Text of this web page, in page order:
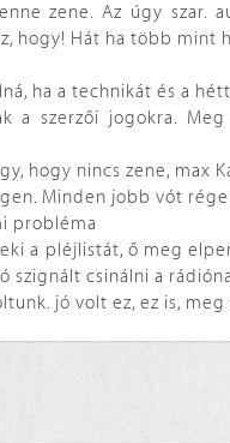
zene. Az úgy szar.
hogy! Hát ha több
ha a technikát és a
a szerzői jogokra.
hogy nincs zene, max
Minden jobb vót
probléma
a pléjlistát, ő meg
csinálni a
jó volt ez, ez is, meg